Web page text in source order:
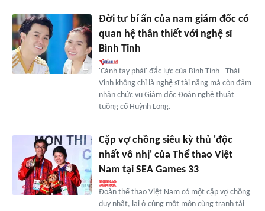
Đời tư bí ẩn của nam giám đốc có
quan hệ thân thiết với nghệ sĩ
Bình Tinh
'Cánh tay phải' đắc lực của Bình Tinh - Thái
Vinh không chỉ là nghệ sĩ tài năng mà còn đảm
nhận chức vụ Giám đốc Đoàn nghệ thuật
tuồng cổ Huỳnh Long.
Cặp vợ chồng siêu kỳ thủ 'độc
nhất vô nhị' của Thể thao Việt
Nam tại SEA Games 33
Đoàn thể thao Việt Nam có một cặp vợ chồng
duy nhất, lại ở cùng một môn cùng tranh tài